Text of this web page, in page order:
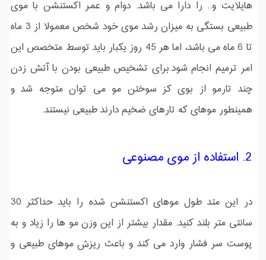
هایلایت و.. را دارا می باشد. دوام و عمر اکستنشن با موی
طبیعی بستگی به میزان رشد موی خود شخص معمولا از 3 ماه
تا 6 ماه می باشد، اما هر 45 روز یکبار باید توسط متخصص این
امر ترمیم انجام شود.برای تشخیص طبیعی بودن با آتش زدن
چند تارمو از بوی کز سوختن مو می توان متوجه شد و
همینطور موهای که تارهای ضخیم دارند طبیعی نیستند.
2. استفاده از موی مصنوعی
در این متد طول موهای اکستنشن شده را باید حداکثر 30
سانتی متر بلند کنید. مقدار بیشتر از این وزن مو ها را زیاد و به
پوست سر فشار وارد می کند و باعث ریزش موهای طبیعی و